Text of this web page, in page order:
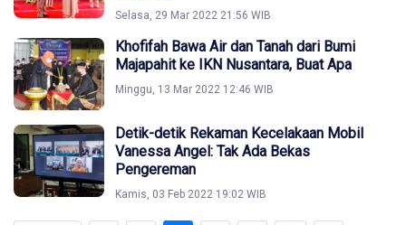
Selasa, 29 Mar 2022 21:56 WIB
Khofifah Bawa Air dan Tanah dari Bumi
Majapahit ke IKN Nusantara, Buat Apa
Minggu, 13 Mar 2022 12:46 WIB
Detik-detik Rekaman Kecelakaan Mobil
Vanessa Angel: Tak Ada Bekas
Pengereman
Kamis, 03 Feb 2022 19:02 WIB